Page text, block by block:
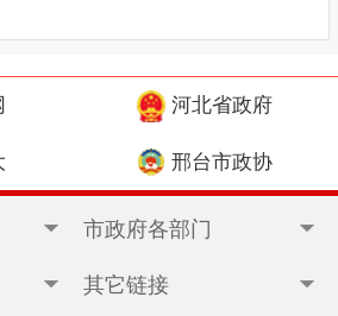
河北省政府
邢台市政协
市政府各部门
其它链接